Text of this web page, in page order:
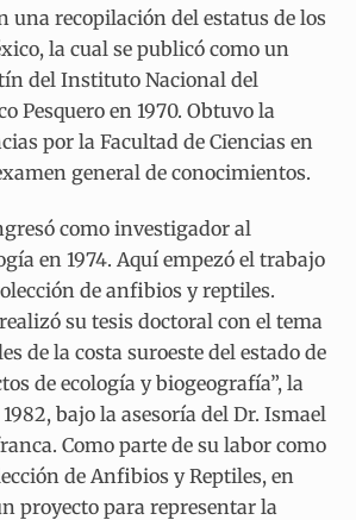
una recopilación del estatus de los
la cual se publicó como un
del Instituto Nacional del
Pesquero en 1970. Obtuvo la
por la Facultad de Ciencias en
general de conocimientos.
como investigador al
en 1974. Aquí empezó el trabajo
de anfibios y reptiles.
su tesis doctoral con el tema
de la costa suroeste del estado de
de ecología y biogeografía”, la
bajo la asesoría del Dr. Ismael
Como parte de su labor como
de Anfibios y Reptiles, en
proyecto para representar la